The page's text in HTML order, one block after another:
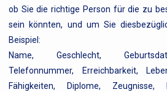
ob Sie die richtige Person für die zu
sein könnten, und um Sie
Beispiel:
Name, Geschlecht,
Telefonnummer, Erreichbarkeit,
Fähigkeiten, Diplome, Zeugnisse,